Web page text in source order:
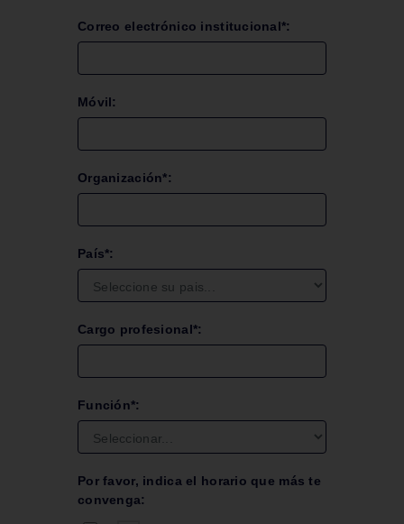
Correo electrónico institucional*:
Móvil:
Organización*:
País*:
Cargo profesional*:
Función*:
Por favor, indica el horario que más te
convenga: